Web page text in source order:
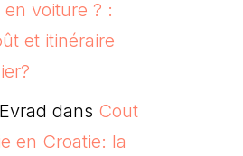
en voiture ? :
et itinéraire
dans Cout
en Croatie: la